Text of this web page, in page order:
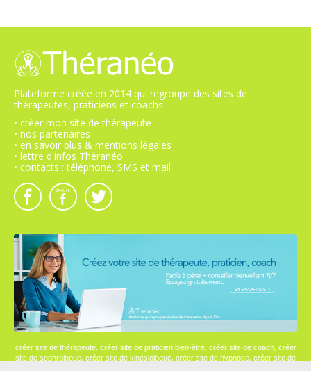
Plateforme créée en 2014 qui regroupe des sites de
thérapeutes, praticiens et coachs
• créer mon site de thérapeute
• nos partenaires
• en savoir plus & mentions légales
• lettre d'infos Théranéo
• contacts : téléphone, SMS et mail
créer site de thérapeute, créer site de praticien bien-être, créer site de coach, créer
site de sophrologue, créer site de kinésiologue, créer site de hypnose, créer site de